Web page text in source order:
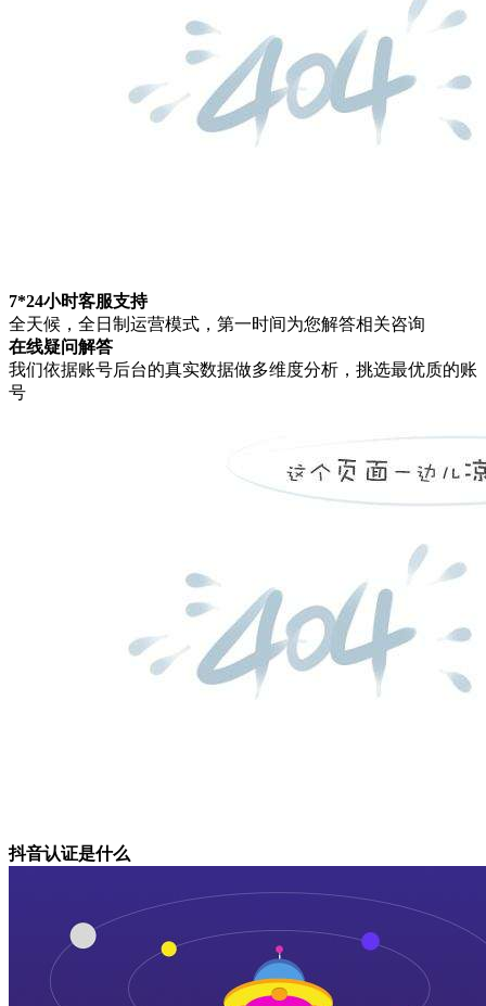
7*24小时客服支持
全天候，全日制运营模式，第一时间为您解答相关咨询
在线疑问解答
我们依据账号后台的真实数据做多维度分析，挑选最优质的账
号
抖音认证是什么